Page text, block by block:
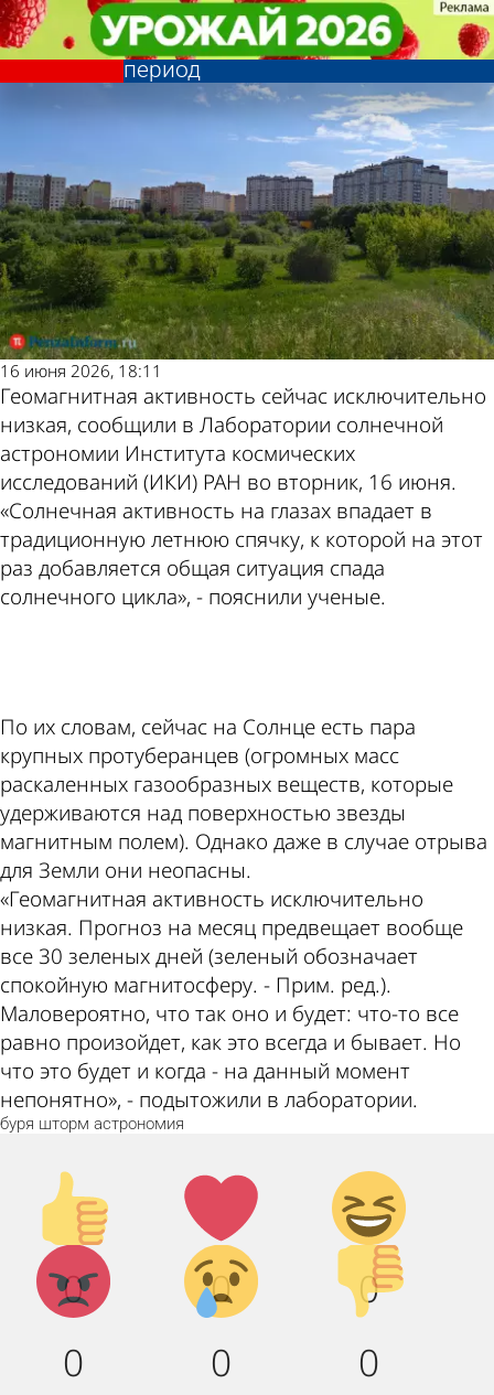
Магнитосфере Земли
прогнозируют долгий спокойный
период
Общество
16 июня 2026, 18:11
Геомагнитная активность сейчас исключительно
низкая, сообщили в Лаборатории солнечной
астрономии Института космических
исследований (ИКИ) РАН во вторник, 16 июня.
«Солнечная активность на глазах впадает в
традиционную летнюю спячку, к которой на этот
раз добавляется общая ситуация спада
солнечного цикла», - пояснили ученые.
По их словам, сейчас на Солнце есть пара
крупных протуберанцев (огромных масс
раскаленных газообразных веществ, которые
удерживаются над поверхностью звезды
магнитным полем). Однако даже в случае отрыва
для Земли они неопасны.
«Геомагнитная активность исключительно
низкая. Прогноз на месяц предвещает вообще
все 30 зеленых дней (зеленый обозначает
спокойную магнитосферу. - Прим. ред.).
Маловероятно, что так оно и будет: что-то все
равно произойдет, как это всегда и бывает. Но
что это будет и когда - на данный момент
непонятно», - подытожили в лаборатории.
буря шторм астрономия
Палец
вверх!
0
Лайк!
0
Дикий
смех!
0
Агрессия!
0
Грусть
:(
0
Палец
вниз!
0
Магнитосфере Земли
прогнозируют долгий спокойный
период
Общество
Другие новости по
теме
Погода и курсы
валют в Пензе